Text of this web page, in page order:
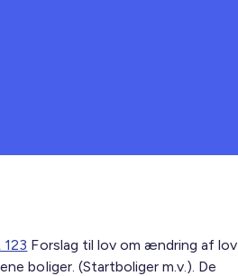
123 Forslag til lov om ændring af lov
boliger. (Startboliger m.v.). De